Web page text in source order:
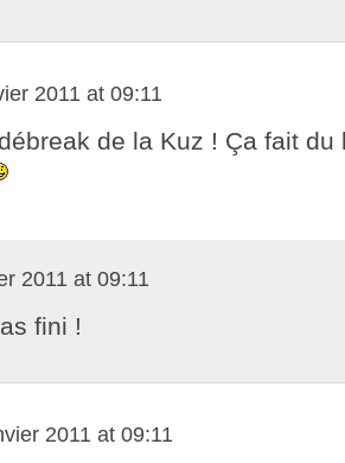
2011 at 09:11
de la Kuz ! Ça fait du
2011 at 09:11
fini !
2011 at 09:11